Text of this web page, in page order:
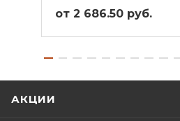
от 2 686.50 руб.
АКЦИИ